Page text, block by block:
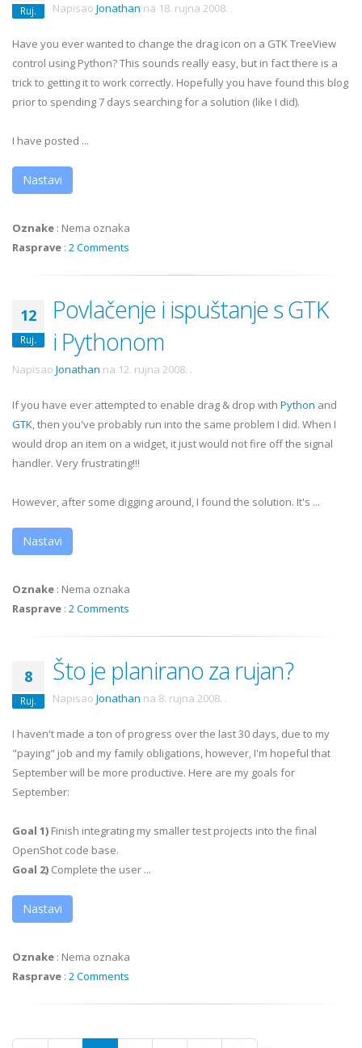
Ruj. Napisao Jonathan na 18. rujna 2008. .
Have you ever wanted to change the drag icon on a GTKTreeView
control using Python? This sounds really easy, but in fact there is a
trick to getting it to work correctly. Hopefully you have found this blog
prior to spending 7 days searching for a solution (like I did).
I have posted ...
Nastavi
Oznake : Nema oznaka
Rasprave : 2 Comments
12
Ruj.
Povlačenje i ispuštanje s GTK
i Pythonom
Napisao Jonathan na 12. rujna 2008. .
If you have ever attempted to enable drag & drop with Python and
GTK, then you've probably run into the same problem I did. When I
would drop an item on a widget, it just would not fire off the signal
handler. Very frustrating!!!
However, after some digging around, I found the solution. It's ...
Nastavi
Oznake : Nema oznaka
Rasprave : 2 Comments
8
Ruj.
Što je planirano za rujan?
Napisao Jonathan na 8. rujna 2008. .
I haven't made a ton of progress over the last 30 days, due to my
"paying" job and my family obligations, however, I'm hopeful that
September will be more productive. Here are my goals for
September:
Goal 1) Finish integrating my smaller test projects into the final
OpenShot code base.
Goal 2) Complete the user ...
Nastavi
Oznake : Nema oznaka
Rasprave : 2 Comments